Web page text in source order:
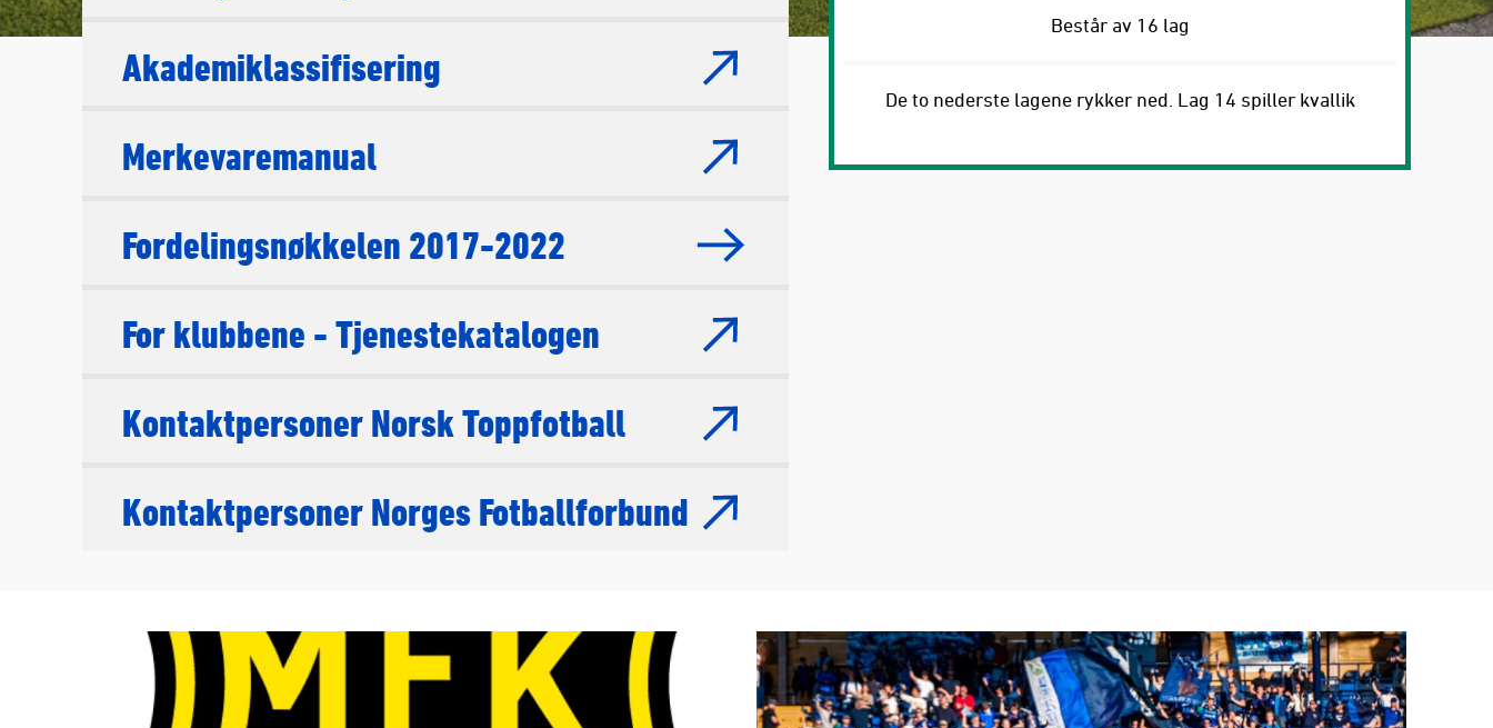
Akademiklassifisering
Merkevaremanual
Fordelingsnøkkelen 2017-2022
For klubbene - Tjenestekatalogen
Kontaktpersoner Norsk Toppfotball
Kontaktpersoner Norges Fotballforbund
Består av 16 lag
De to nederste lagene rykker ned. Lag 14 spiller kvallik